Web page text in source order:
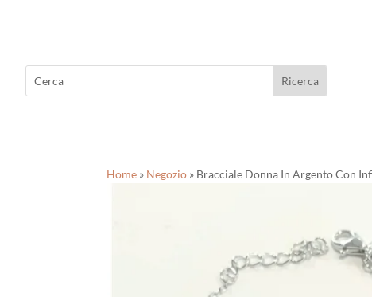
Home » Negozio » Bracciale Donna In Argento Con